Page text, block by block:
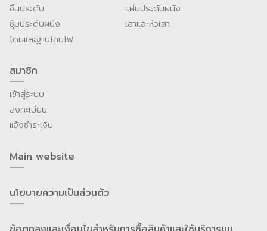
ชิ้นประดับ
ซุ้มประดับผนัง
โดมและฐานโคมไฟ
แผ่นประดับผนัง
เสาและหัวเสา
สมาชิก
เข้าสู่ระบบ
ลงทะเบียน
แจ้งชำระเงิน
Main website
นโยบายความเป็นส่วนต้ว